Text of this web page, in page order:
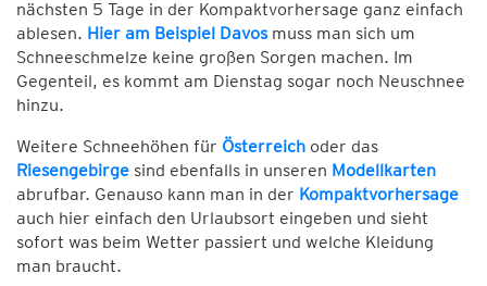
nächsten 5 Tage in der Kompaktvorhersage ganz einfach
ablesen. Hier am Beispiel Davosmuss man sich um
Schneeschmelze keine großen Sorgen machen. Im
Gegenteil, es kommt am Dienstag sogar noch Neuschnee
hinzu.
Weitere Schneehöhen für Österreich oder das
Riesengebirge sind ebenfalls in unseren Modellkarten
abrufbar. Genauso kann man in der Kompaktvorhersage
auch hier einfach den Urlaubsort eingeben und sieht
sofort was beim Wetter passiert und welche Kleidung
man braucht.